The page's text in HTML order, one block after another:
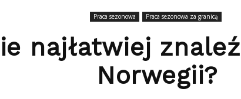
Praca sezonowa Praca sezonowa za granicą
najłatwiej
Norwegii?